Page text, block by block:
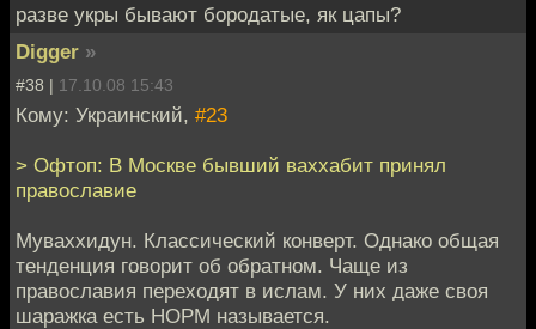
разве укры бывают бородатые, як цапы?
Digger »
#38 | 17.10.08 15:43
Кому: Украинский, #23
> Офтоп: В Москве бывший ваххабит принял
православие
Муваххидун. Классический конверт. Однако общая
тенденция говорит об обратном. Чаще из
православия переходят в ислам. У них даже своя
шаражка есть НОРМ называется.